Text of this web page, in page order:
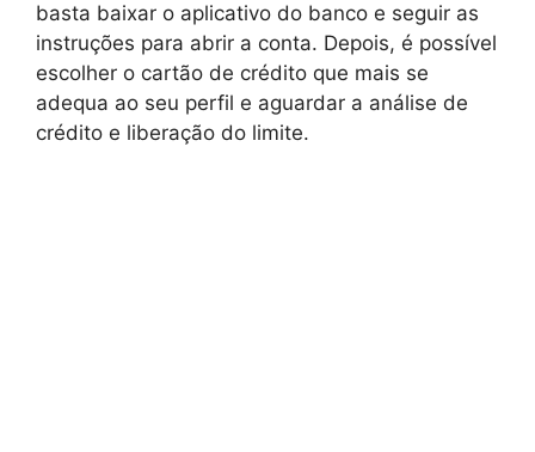
basta baixar o aplicativo do banco e seguir as
instruções para abrir a conta. Depois, é possível
escolher o cartão de crédito que mais se
adequa ao seu perfil e aguardar a análise de
crédito e liberação do limite.